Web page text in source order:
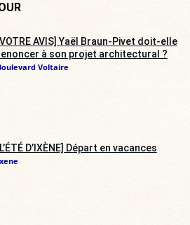
AVIS] Yaël Braun-Pivet doit-elle
à son projet architectural ?
Voltaire
D’IXÈNE] Départ en vacances